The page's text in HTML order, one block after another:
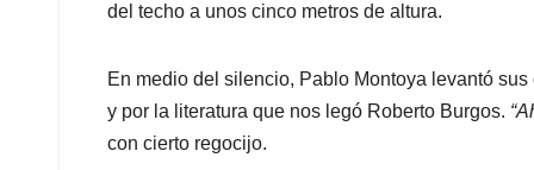
del techo a unos cinco metros de altura.
En medio del silencio, Pablo Montoya levantó
y por la literatura que nos legó Roberto Burgos.
con cierto regocijo.